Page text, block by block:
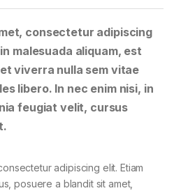
consectetur adipiscing
malesuada aliquam, est
viverra nulla sem vitae
libero. In nec enim nisi, in
feugiat velit, cursus
adipiscing elit. Etiam
posuere a blandit sit amet,